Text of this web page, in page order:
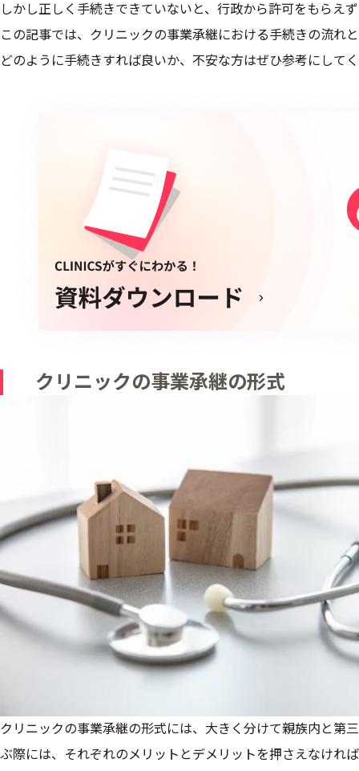
しかし正しく手続きできていないと、行政から許可をもらえ
この記事では、クリニックの事業承継における手続きの流れ
どのように手続きすれば良いか、不安な方はぜひ参考にして
クリニックの事業承継の形式
クリニックの事業承継の形式には、大きく分けて親族内と第
ぶ際には、それぞれのメリットとデメリットを押さえなけれ